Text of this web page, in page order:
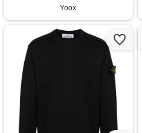
Yoox